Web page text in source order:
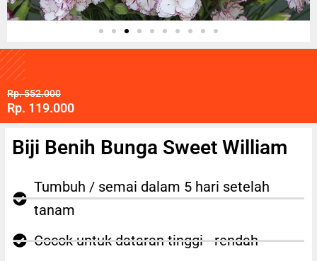
Rp. 552.000
Rp. 119.000
Biji Benih Bunga Sweet William
Tumbuh / semai dalam 5 hari setelah
tanam
Cocok untuk dataran tinggi - rendah